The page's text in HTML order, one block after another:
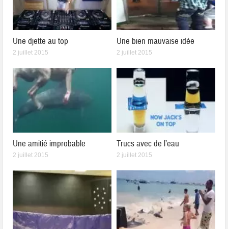
Une djette au top
2 juillet 2015
Une bien mauvaise idée
2 juillet 2015
Une amitié improbable
2 juillet 2015
Trucs avec de l’eau
2 juillet 2015